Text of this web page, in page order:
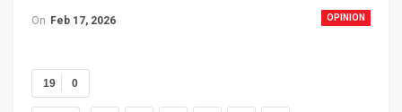
OPINION
On Feb 17, 2026
0
19